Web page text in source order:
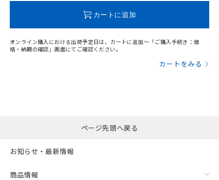
カートに追加
オンライン購入における出荷予定日は、カートに追加～「ご購入手続き：価
格・納期の確認」画面にてご確認ください。
カートをみる
ページ先頭へ戻る
お知らせ・最新情報
商品情報